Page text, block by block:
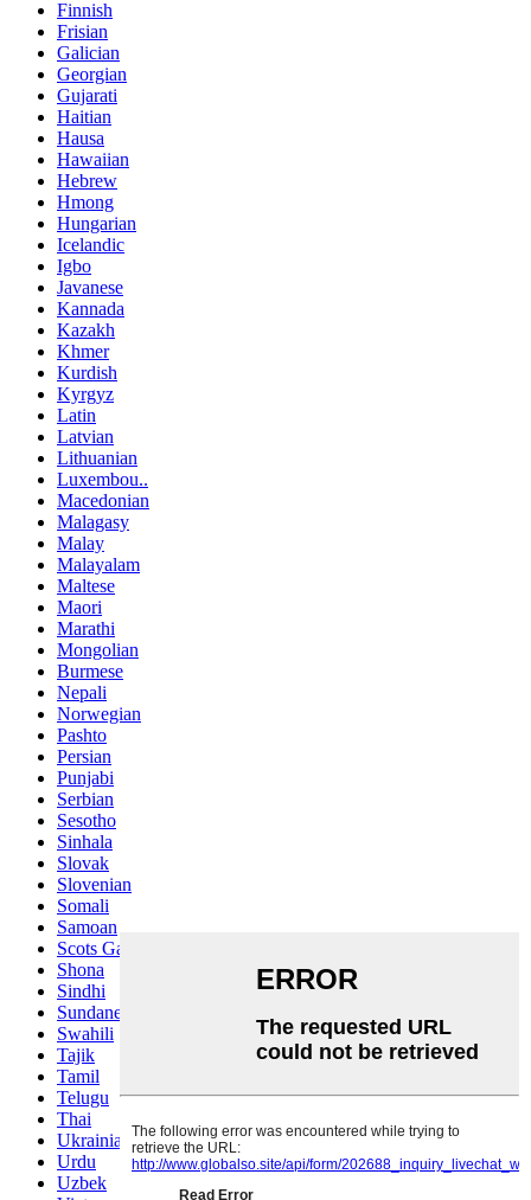
Finnish
Frisian
Galician
Georgian
Gujarati
Haitian
Hausa
Hawaiian
Hebrew
Hmong
Hungarian
Icelandic
Igbo
Javanese
Kannada
Kazakh
Khmer
Kurdish
Kyrgyz
Latin
Latvian
Lithuanian
Luxembou..
Macedonian
Malagasy
Malay
Malayalam
Maltese
Maori
Marathi
Mongolian
Burmese
Nepali
Norwegian
Pashto
Persian
Punjabi
Serbian
Sesotho
Sinhala
Slovak
Slovenian
Somali
Samoan
Scots Gaelic
Shona
Sindhi
Sundanese
Swahili
Tajik
Tamil
Telugu
Thai
Ukrainian
Urdu
Uzbek